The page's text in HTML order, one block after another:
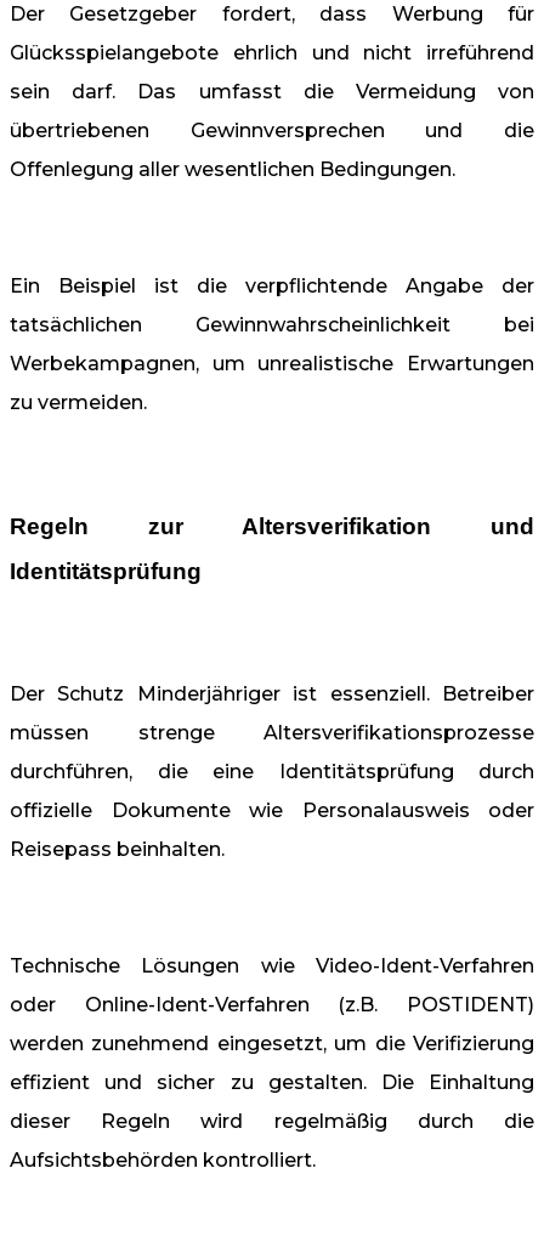
Der Gesetzgeber fordert, dass Werbung für
Glücksspielangebote ehrlich und nicht irreführend
sein darf. Das umfasst die Vermeidung von
übertriebenen Gewinnversprechen und die
Offenlegung aller wesentlichen Bedingungen.
Ein Beispiel ist die verpflichtende Angabe der
tatsächlichen Gewinnwahrscheinlichkeit bei
Werbekampagnen, um unrealistische Erwartungen
zu vermeiden.
Regeln zur Altersverifikation und
Identitätsprüfung
Der Schutz Minderjähriger ist essenziell. Betreiber
müssen strenge Altersverifikationsprozesse
durchführen, die eine Identitätsprüfung durch
offizielle Dokumente wie Personalausweis oder
Reisepass beinhalten.
Technische Lösungen wie Video-Ident-Verfahren
oder Online-Ident-Verfahren (z.B. POSTIDENT)
werden zunehmend eingesetzt, um die Verifizierung
effizient und sicher zu gestalten. Die Einhaltung
dieser Regeln wird regelmäßig durch die
Aufsichtsbehörden kontrolliert.